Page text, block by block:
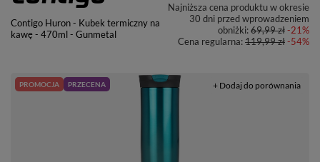
Contigo Huron - Kubek termiczny na
kawę - 470ml - Gunmetal
Najniższa cena produktu w okresie
30 dni przed wprowadzeniem
obniżki:69,99 zł-21%
Cena regularna:119,99 zł-54%
PROMOCJA PRZECENA + Dodaj do porównania